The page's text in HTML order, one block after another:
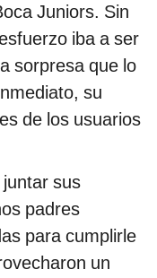
Juniors. Sin
iba a ser
sorpresa que lo
su
de los usuarios
sus
padres
para cumplirle
un